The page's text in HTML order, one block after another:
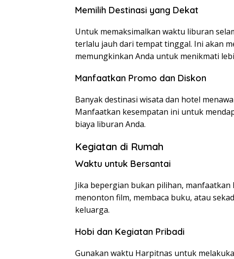
Memilih Destinasi yang Dekat
Untuk memaksimalkan waktu liburan
terlalu jauh dari tempat tinggal. Ini akan
memungkinkan Anda untuk menikmati
Manfaatkan Promo dan Diskon
Banyak destinasi wisata dan hotel
Manfaatkan kesempatan ini untuk
biaya liburan Anda.
Kegiatan di Rumah
Waktu untuk Bersantai
Jika bepergian bukan pilihan,
menonton film, membaca buku, atau
keluarga.
Hobi dan Kegiatan Pribadi
Gunakan waktu Harpitnas untuk